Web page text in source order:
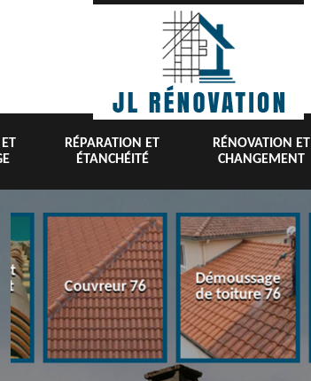
RÉPARATION ET
ÉTANCHÉITÉ
RÉNOVATION ET
CHANGEMENT
Couvreur 76
Démoussage
de toiture 76